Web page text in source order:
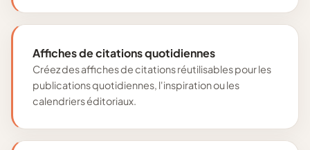
Affiches de citations quotidiennes
Créez des affiches de citations réutilisables pour les
publications quotidiennes, l'inspiration ou les
calendriers éditoriaux.